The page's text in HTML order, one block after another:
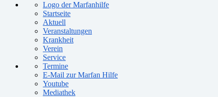
Logo der Marfanhilfe
Startseite
Aktuell
Veranstaltungen
Krankheit
Verein
Service
Termine
E-Mail zur Marfan Hilfe
Youtube
Mediathek